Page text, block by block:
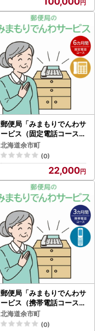
郵便局「みまもりでんわサ
ービス（固定電話コース）
」6カ月間_Y073-0005
北海道余市町
(0)
22,000
郵便局「みまもりでんわサ
ービス（携帯電話コース）
」3カ月間_Y073-0007
北海道余市町
(0)